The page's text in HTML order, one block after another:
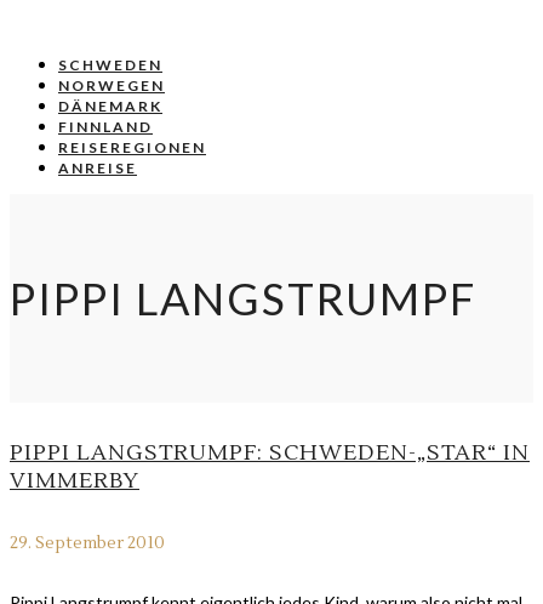
SCHWEDEN
NORWEGEN
DÄNEMARK
FINNLAND
REISEREGIONEN
ANREISE
PIPPI LANGSTRUMPF
PIPPI LANGSTRUMPF: SCHWEDEN-„STAR“ IN
VIMMERBY
29. September 2010